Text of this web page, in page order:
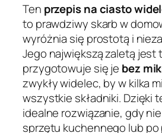
Ten przepis na ciasto
to prawdziwy skarb w
wyróżnia się prostotą i
Jego największą zaletą jest
przygotowuje się je bez
zwykły widelec, by w kilka
wszystkie składniki. Dzięki
idealne rozwiązanie, gdy
sprzętu kuchennego lub po